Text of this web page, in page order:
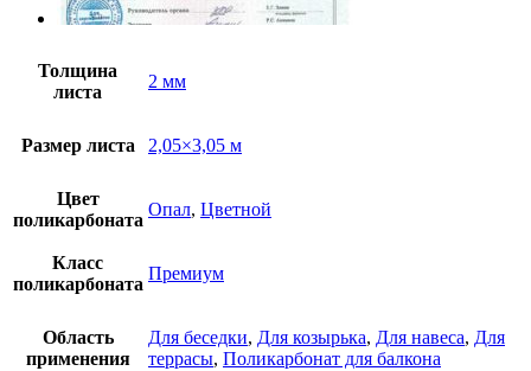
Толщина
листа
2 мм
Размер листа 2,05×3,05 м
Цвет
поликарбоната
Опал, Цветной
Класс
поликарбоната
Премиум
Область
применения
Для беседки, Для козырька, Для навеса, Для
террасы, Поликарбонат для балкона